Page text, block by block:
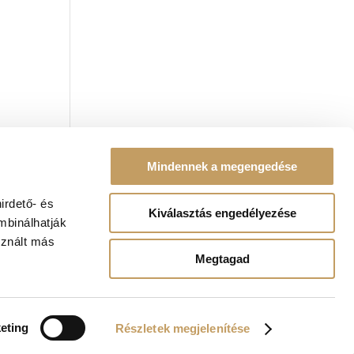
és
más
Részletek megjelenítése
Mindennek a megengedése
Kiválasztás engedélyezése
Megtagad